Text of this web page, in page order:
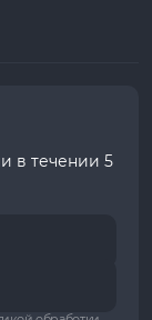
в течении 5